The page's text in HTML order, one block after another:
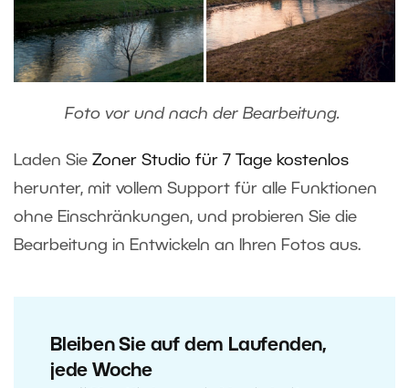
Foto vor und nach der Bearbeitung.
Laden Sie Zoner Studio für 7 Tage kostenlos
herunter, mit vollem Support für alle Funktionen
ohne Einschränkungen, und probieren Sie die
Bearbeitung in Entwickeln an Ihren Fotos aus.
Bleiben Sie auf dem Laufenden,
jede Woche